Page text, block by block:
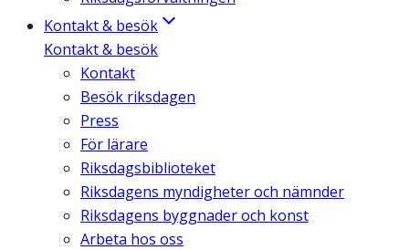
Kontakt & besök
Kontakt & besök
Kontakt
Besök riksdagen
Press
För lärare
Riksdagsbiblioteket
Riksdagens myndigheter och nämnder
Riksdagens byggnader och konst
Arbeta hos oss